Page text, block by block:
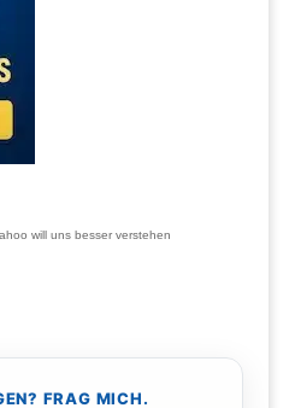
will uns besser verstehen
FRAG MICH.